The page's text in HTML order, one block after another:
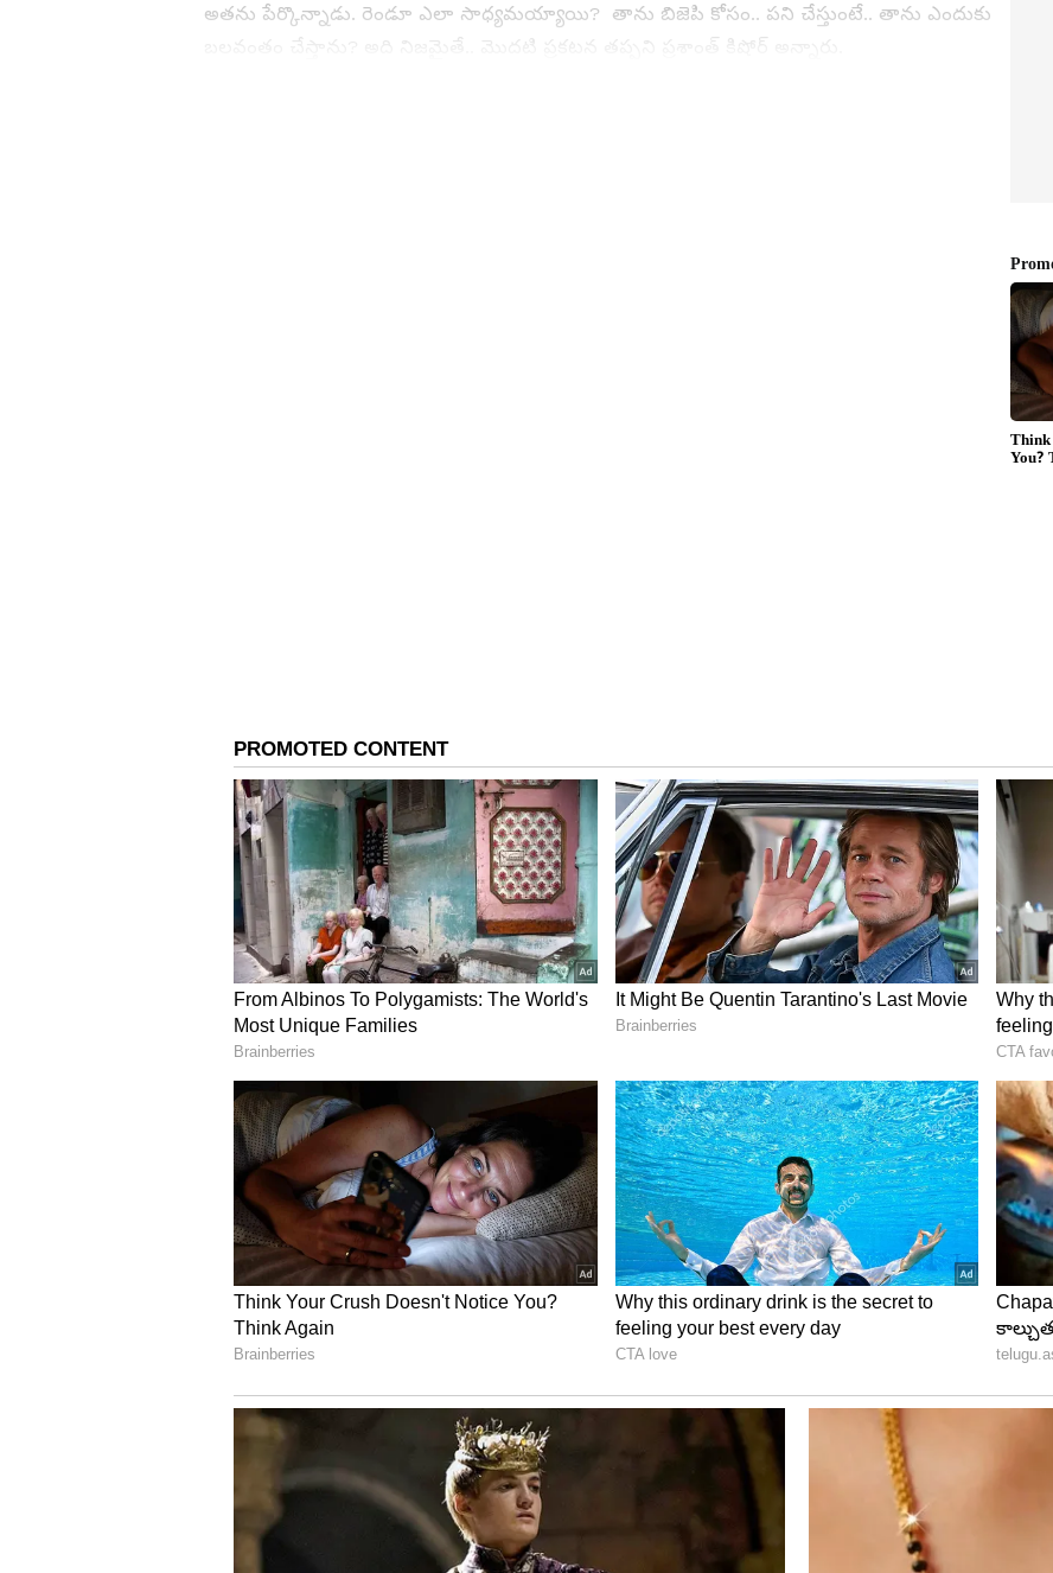
అతను పేర్కొన్నాడు. రెండూ ఎలా సాధ్యమయ్యాయి? తాను బిజెపి కోసం.. పని చేస్తుంటే.. తాను ఎందుకు
బలవంతం చేస్తాను? అది నిజమైతే.. మొదటి ప్రకటన తప్పని ప్రశాంత్ కిషోర్ అన్నారు.
నితీష్ కుమార్ ఎన్‌డిఎ కూటమిని విచ్ఛిన్నం చేసి, మహాఘట్‌బంధన్ ప్రభుత్వానికి ముఖ్యమంత్రి అయిన
తర్వాత ప్ర‌శాంత్ కిషోర్ ఈ వ్యాఖ్య‌లు చేశారు.
ఈ సమావేశంలో నితీష్ కుమార్ పీకేని తన రాజకీయ వారసుడని కూడా పిలిచారని ప్రశాంత్ కిషోర్
పేర్కొన్నారు. నితీష్ కుమార్ నన్ను తన రాజకీయ వారసుడిగా చేసినా, తన‌ కోసం సిఎం కుర్చీని ఖాళీ
చేసినా.. తాను అతనితో కలిసి పని చేయనని అన్నారు. ఆ సీఎం ప‌ద‌వి ఇచ్చిన త‌న‌కు వ‌ద్ద‌ని పేర్కొన్నారు.
ప్రశాంత్ కిషోర్ వాదనపై నితీష్ కుమార్ ను ప్రశ్నించగా.. తాను ప్రశాంత్ కిషోర్‌ను ఆహ్వానించలేదని
చెప్పారు. పీకేనే స్వయంగా తనను కలవడానికి వచ్చారని అన్నారు. ఆయ‌న‌ చాలా మాట్లాడతాడు కానీ
ఒకప్పుడు.. త‌న పార్టీని కాంగ్రెస్‌లో విలీనం చేయమని.. త‌న‌ని కోరిన విషయాన్ని దాచాడని అని నితీష్
కుమార్ విమ‌ర్శ‌లు గుప్పించారు. ప్రశాంత్ కిషోర్ బీజేపీ చెప్పినట్లు మాట్లాడుతున్నాడని, బీజేపీతో
లోపాయకార ఒప్పందం కుదుర్చుకున్నాడని నితీష్ కుమార్ అన్నారు.
కాగా, ప్ర‌శాంత్ కిషోర్‌ను 2018లో జేడీయూలోకి నితీష్ కుమార్ చేర్చుకున్నారు. కొన్ని వారాల్లోనే జాతీయ
ఉపాధ్యక్ష స్థాయికి ఎదిగారు. అయితే, పౌరసత్వ (సవరణ) చట్టం, జాతీయ పౌరుల రిజిస్టర్‌పై నితీష్
కుమార్‌తో జరిగిన గొడవ కార‌ణంగా రెండేళ్లలోపే పార్టీ నుండి బ‌యట‌కు వ‌చ్చారు.